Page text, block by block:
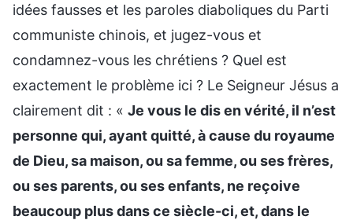
idées fausses et les paroles diaboliques du Parti
communiste chinois, et jugez-vous et
condamnez-vous les chrétiens ? Quel est
exactement le problème ici ? Le Seigneur Jésus a
clairement dit : « Je vous le dis en vérité, il n’est
personne qui, ayant quitté, à cause du royaume
de Dieu, sa maison, ou sa femme, ou ses frères,
ou ses parents, ou ses enfants, ne reçoive
beaucoup plus dans ce siècle-ci, et, dans le